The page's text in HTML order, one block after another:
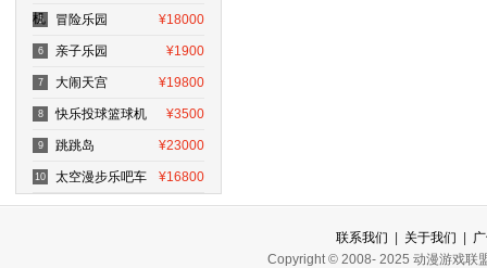
机
5 ¥18000
冒险乐园
6 ¥1900
亲子乐园
7 ¥19800
大闹天宫
8 ¥3500
快乐投球篮球机
9 ¥23000
跳跳岛
10 ¥16800
太空漫步乐吧车
联系我们 关于我们
Copyright © 2008- 2025 动漫游戏联